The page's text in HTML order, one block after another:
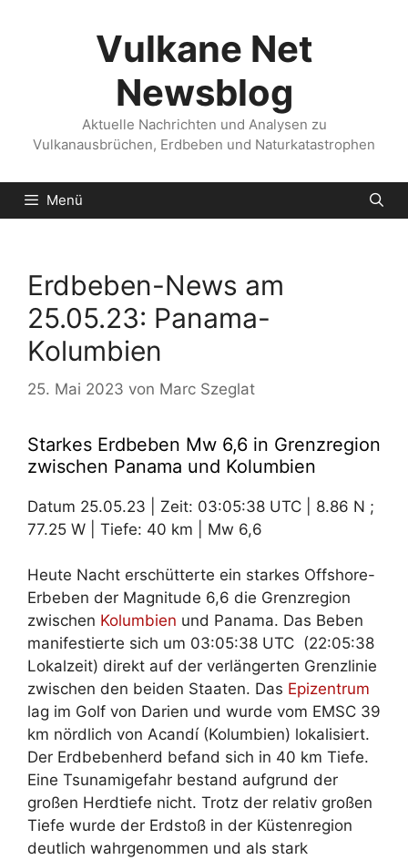
Vulkane Net
Newsblog
Aktuelle Nachrichten und Analysen zu
Vulkanausbrüchen, Erdbeben und Naturkatastrophen
Menü
Erdbeben-News am
25.05.23: Panama-
Kolumbien
25. Mai 2023 von Marc Szeglat
Starkes Erdbeben Mw 6,6 in Grenzregion
zwischen Panama und Kolumbien
Datum 25.05.23 | Zeit: 03:05:38 UTC | 8.86 N ;
77.25 W | Tiefe: 40 km | Mw 6,6
Heute Nacht erschütterte ein starkes Offshore-
Erbeben der Magnitude 6,6 die Grenzregion
zwischen Kolumbien und Panama. Das Beben
manifestierte sich um 03:05:38 UTC (22:05:38
Lokalzeit) direkt auf der verlängerten Grenzlinie
zwischen den beiden Staaten. Das Epizentrum
lag im Golf von Darien und wurde vom EMSC 39
km nördlich von Acandí (Kolumbien) lokalisiert.
Der Erdbebenherd befand sich in 40 km Tiefe.
Eine Tsunamigefahr bestand aufgrund der
großen Herdtiefe nicht. Trotz der relativ großen
Tiefe wurde der Erdstoß in der Küstenregion
deutlich wahrgenommen und als stark